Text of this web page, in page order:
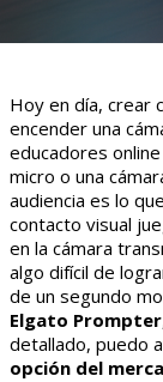
Hoy en día, crear
encender una
educadores
micro o una
audiencia es lo
contacto visual
en la cámara
algo difícil de
de un segundo
Elgato Prompter
detallado, puedo
opción del